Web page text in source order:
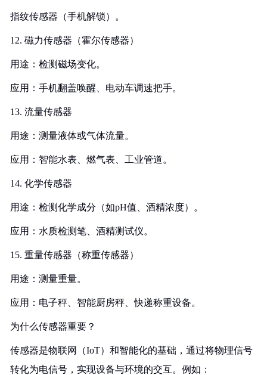
指纹传感器（手机解锁）。
12. 磁力传感器（霍尔传感器）
用途：检测磁场变化。
应用：手机翻盖唤醒、电动车调速把手。
13. 流量传感器
用途：测量液体或气体流量。
应用：智能水表、燃气表、工业管道。
14. 化学传感器
用途：检测化学成分（如pH值、酒精浓度）。
应用：水质检测笔、酒精测试仪。
15. 重量传感器（称重传感器）
用途：测量重量。
应用：电子秤、智能厨房秤、快递称重设备。
为什么传感器重要？
传感器是物联网（IoT）和智能化的基础，通过将物理信号
转化为电信号，实现设备与环境的交互。例如：